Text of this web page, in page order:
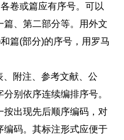
卷或篇应有序号。可以
、第二部分等。用外文
篇(部分)的序号，用罗马
附注、参考文献、公
别依序连续编排序号。
按出现先后顺序编码，对
编码。其标注形式应便于